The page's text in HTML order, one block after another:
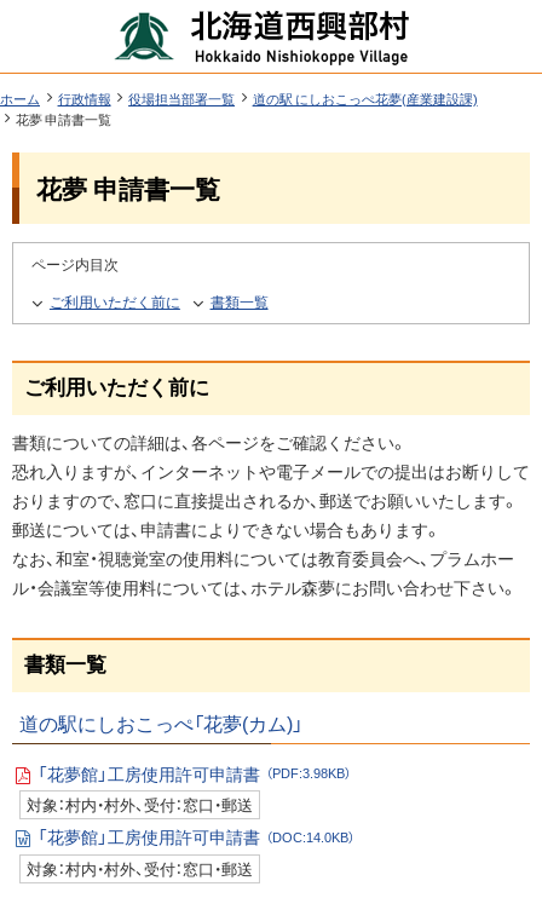
へ
機
能
メ
ニ
ー
へ
道
興
村
ツ
ー
ル
現
在
の
層
ホーム 行政情報 役場担当部署一覧
道の駅 にしおこっぺ花夢(産業建設課)
花夢 申請書一覧
花夢 申請書一覧
ページ内目次
ご利用いただく前に
書類一覧
ご利用いただく前に
書類についての詳細は、各ページをご確認ください。
恐れ入りますが、インターネットや電子メールでの提出はお断りして
おりますので、窓口に直接提出されるか、郵送でお願いいたします。
郵送については、申請書によりできない場合もあります。
なお、和室・視聴覚室の使用料については教育委員会へ、プラムホー
ル・会議室等使用料については、ホテル森夢にお問い合わせ下さい。
ペ
ー
ジ
の
ト
ッ
プ
へ
戻
書類一覧
道の駅にしおこっぺ「花夢(カム)」
P
D
フ
ァ
イ
「花夢館」工房使用許可申請書 （PDF:3.98KB）
対象：村内・村外、受付：窓口・郵送
W
or
「花夢館」工房使用許可申請書 （DOC:14.0KB）
対象：村内・村外、受付：窓口・郵送